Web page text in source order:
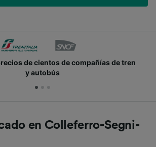
Únete a los millones de personas que
en Colleferro-Segni-